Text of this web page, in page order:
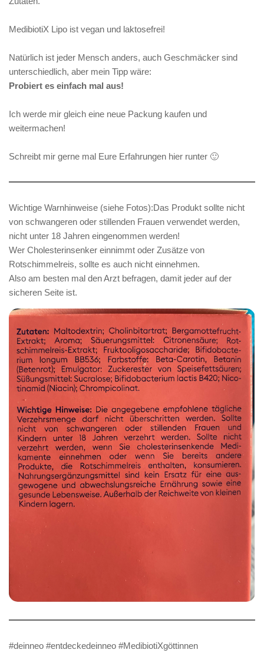
MedibiotiX Lipo ist vegan und laktosefrei!
Natürlich ist jeder Mensch anders, auch Geschmäcker sind
unterschiedlich, aber mein Tipp wäre:
Probiert es einfach mal aus!
Ich werde mir gleich eine neue Packung kaufen und
weitermachen!
Schreibt mir gerne mal Eure Erfahrungen hier runter 🙂
Wichtige Warnhinweise (siehe Fotos):Das Produkt sollte nicht
von schwangeren oder stillenden Frauen verwendet werden,
nicht unter 18 Jahren eingenommen werden!
Wer Cholesterinsenker einnimmt oder Zusätze von
Rotschimmelreis, sollte es auch nicht einnehmen.
Also am besten mal den Arzt befragen, damit jeder auf der
sicheren Seite ist.
#deinneo #entdeckedeinneo #MedibiotiXgöttinnen